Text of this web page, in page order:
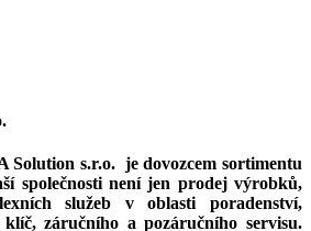
Solution s.r.o. je dovozcem sortimentu
společnosti není jen prodej výrobků,
služeb v oblasti poradenství,
záručního a pozáručního servisu.